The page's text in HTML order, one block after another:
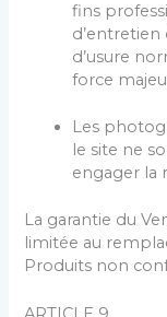
fins
d’usure
force
Les
le site ne
engager la
La garantie du
limitée au
Produits non